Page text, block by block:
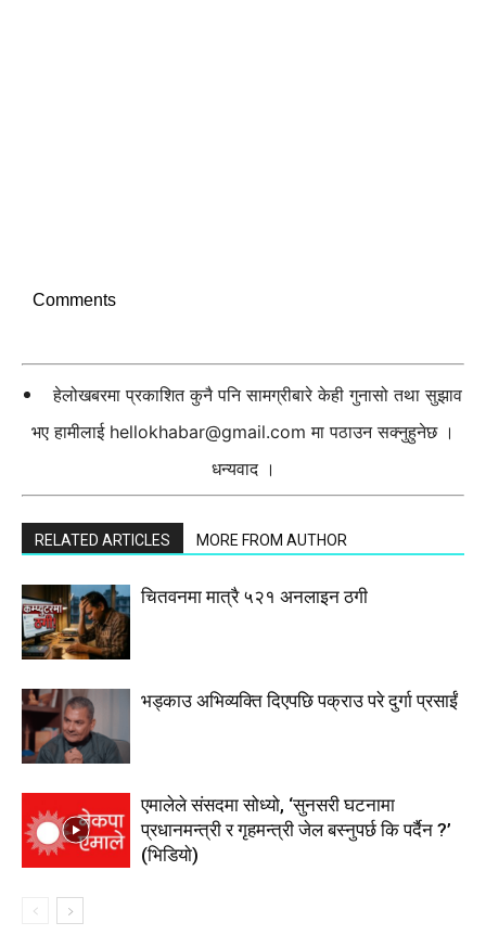
Comments
हेलोखबरमा प्रकाशित कुनै पनि सामग्रीबारे केही गुनासो तथा सुझाव
भए हामीलाई hellokhabar@gmail.com मा पठाउन सक्नुहुनेछ ।
धन्यवाद ।
RELATED ARTICLES MORE FROM AUTHOR
चितवनमा मात्रै ५२१ अनलाइन ठगी
भड्काउ अभिव्यक्ति दिएपछि पक्राउ परे दुर्गा प्रसाईं
एमालेले संसदमा सोध्यो, ‘सुनसरी घटनामा
प्रधानमन्त्री र गृहमन्त्री जेल बस्नुपर्छ कि पर्दैन ?’
(भिडियाे)